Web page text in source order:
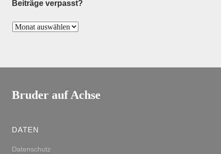
Beiträge verpasst?
Bruder auf Achse
DATEN
Datenschutz